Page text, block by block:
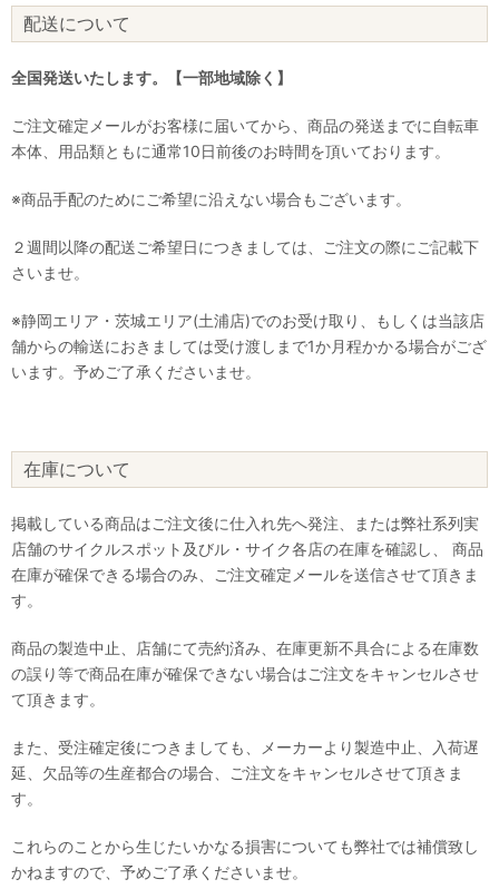
配送について
全国発送いたします。【一部地域除く】
ご注文確定メールがお客様に届いてから、商品の発送までに自転車
本体、用品類ともに通常10日前後のお時間を頂いております。
※商品手配のためにご希望に沿えない場合もございます。
２週間以降の配送ご希望日につきましては、ご注文の際にご記載下
さいませ。
※静岡エリア・茨城エリア(土浦店)でのお受け取り、もしくは当該店
舗からの輸送におきましては受け渡しまで1か月程かかる場合がござ
います。予めご了承くださいませ。
在庫について
掲載している商品はご注文後に仕入れ先へ発注、または弊社系列実
店舗のサイクルスポット及びル・サイク各店の在庫を確認し、 商品
在庫が確保できる場合のみ、ご注文確定メールを送信させて頂きま
す。
商品の製造中止、店舗にて売約済み、在庫更新不具合による在庫数
の誤り等で商品在庫が確保できない場合はご注文をキャンセルさせ
て頂きます。
また、受注確定後につきましても、メーカーより製造中止、入荷遅
延、欠品等の生産都合の場合、ご注文をキャンセルさせて頂きま
す。
これらのことから生じたいかなる損害についても弊社では補償致し
かねますので、予めご了承くださいませ。